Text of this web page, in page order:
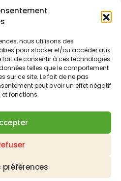
nous utilisons des
pour stocker et/ou accéder aux
de consentir à ces technologies
telles que le comportement
sur ce site. Le fait de ne pas
peut avoir un effet négatif
fonctions.
préférences
ligne
Mentions légales